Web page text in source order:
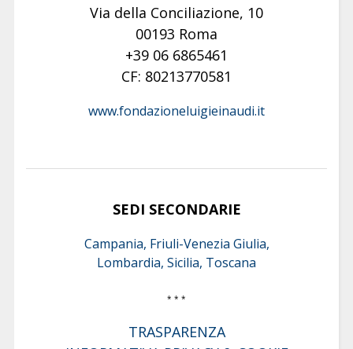
Via della Conciliazione, 10
00193 Roma
+39 06 6865461
CF: 80213770581
www.fondazioneluigieinaudi.it
SEDI SECONDARIE
Campania, Friuli-Venezia Giulia,
Lombardia, Sicilia, Toscana
* * *
TRASPARENZA